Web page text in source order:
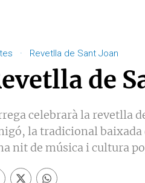
· Revetlla de Sant Joan
de
celebrarà la revetlla
la tradicional baixada
nit de música i cultura